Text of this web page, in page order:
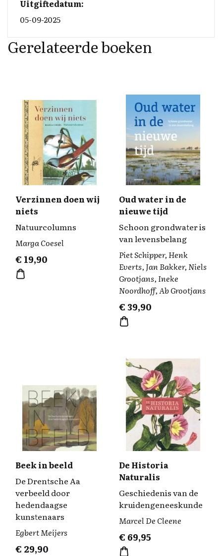
Uitgiftedatum:
05-09-2025
Gerelateerde boeken
Verzinnen doen wij
niets
Natuurcolumns
Marga Coesel
€ 19,90
Oud water in de
nieuwe tijd
Schoon grondwater is
van levensbelang
Piet Schipper, Henk
Everts, Jan Bakker, Niels
Grootjans, Ineke
Noordhoff, Ab Grootjans
€39,90
Beek in beeld
De Drentsche Aa
verbeeld door
hedendaagse
kunstenaars
Egbert Meijers
€ 29,90
De Historia
Naturalis
Geschiedenis van de
kruidengeneeskunde
Marcel De Cleene
€ 69,95